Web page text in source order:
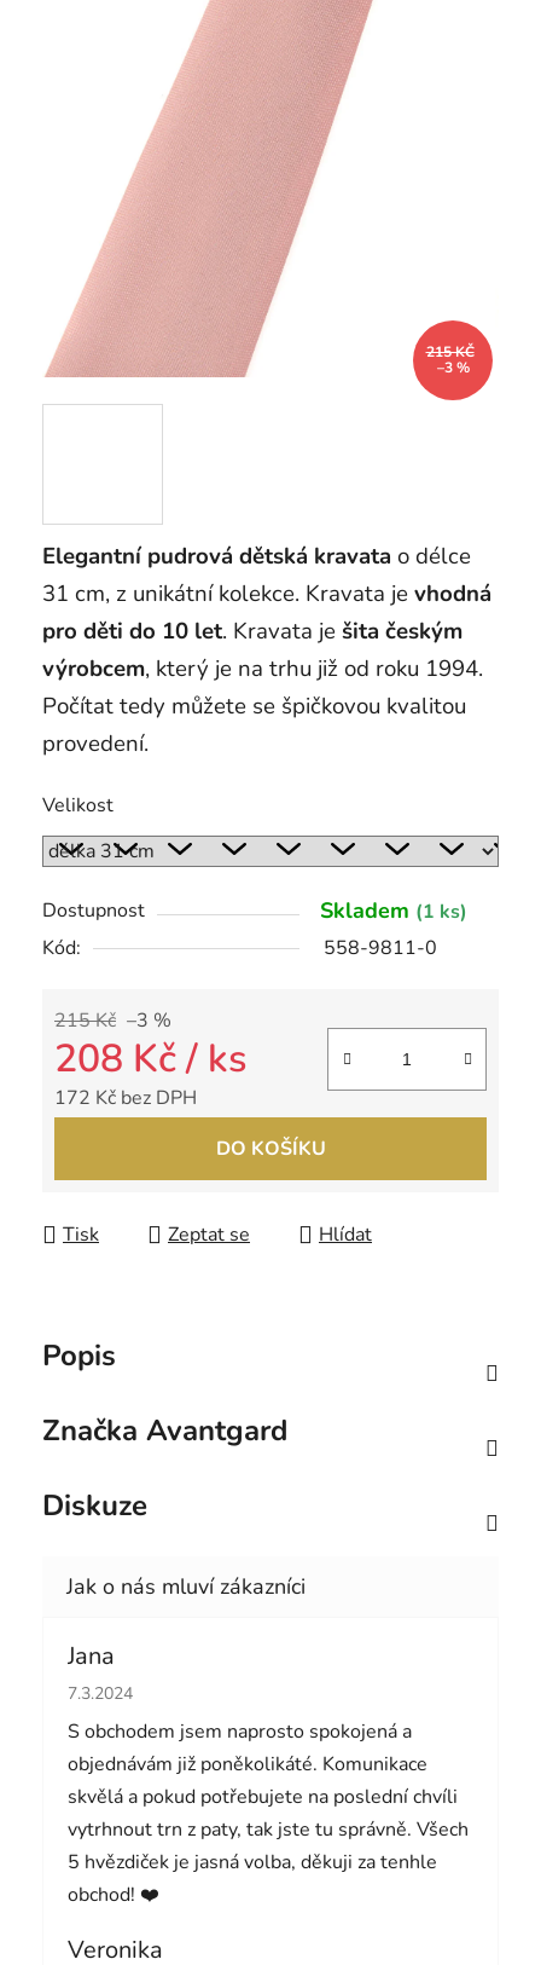
Elegantní pudrová dětská kravata o délce
31 cm, z unikátní kolekce. Kravata je vhodná
pro děti do 10 let. Kravata je šita českým
výrobcem, který je na trhu již od roku 1994.
Počítat tedy můžete se špičkovou kvalitou
provedení.
Velikost
Dostupnost Skladem (1 ks)
Kód:
558-9811-0
215 Kč –3 %
208 Kč/ ks
172 Kč bez DPH
DO KOŠÍKU
Tisk Zeptat se Hlídat
215 KČ
–3 %
Popis
Značka Avantgard
Diskuze
Jana
Hodnocení obchodu je 5 z 5 hvězdiček.
7.3.2024
S obchodem jsem naprosto spokojená a
objednávám již poněkolikáté. Komunikace
skvělá a pokud potřebujete na poslední chvíli
vytrhnout trn z paty, tak jste tu správně. Všech
5 hvězdiček je jasná volba, děkuji za tenhle
obchod! ❤️
Veronika